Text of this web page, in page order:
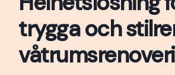
trygga och